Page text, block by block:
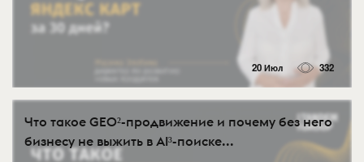
20 Июл 332
Что такое GEO²-продвижение и почему без него
бизнесу не выжить в AI³-поиске...